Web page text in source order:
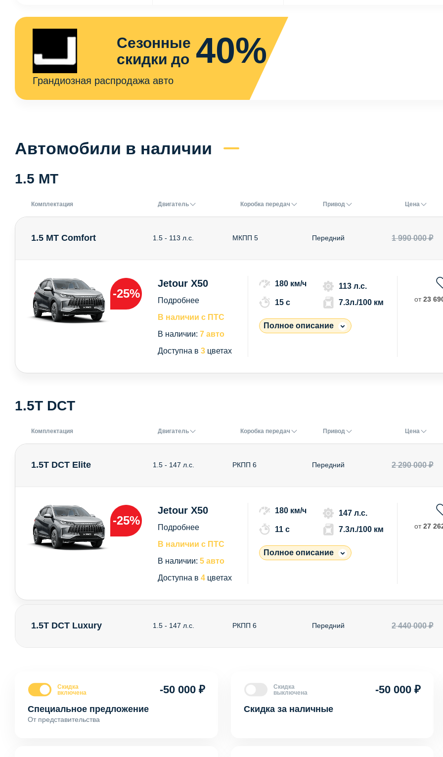
Сезонные
скидки до 40%
Грандиозная распродажа авто
Автомобили в наличии
1.5 MT
Комплектация Двигатель Коробка передач Привод Цена
1.5 MT Comfort 1.5 - 113 л.с. МКПП 5 Передний 1 990 000 ₽
-25%
Jetour X50
Подробнее
В наличии с ПТС
В наличии:7 авто
Доступна в3 цветах
180 км/ч
113 л.с.
15 c
7.3л./100 км
Полное описание
от23
1.5T DCT
Комплектация Двигатель Коробка передач Привод Цена
1.5T DCT Elite 1.5 - 147 л.с. РКПП 6 Передний 2 290 000 ₽
-25%
Jetour X50
Подробнее
В наличии с ПТС
В наличии:5 авто
Доступна в4 цветах
180 км/ч
147 л.с.
11 c
7.3л./100 км
Полное описание
от27
1.5T DCT Luxury 1.5 - 147 л.с. РКПП 6 Передний 2 440 000 ₽
Скидка
включена
-50 000 ₽
Специальное предложение
От представительства
Скидка
выключена
-50 000 ₽
Скидка за наличные